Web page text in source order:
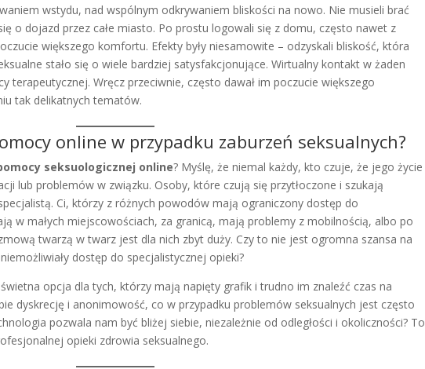
wstydu, nad wspólnym odkrywaniem bliskości na nowo. Nie musieli brać
o dojazd przez całe miasto. Po prostu logowali się z domu, często nawet z
większego komfortu. Efekty były niesamowite – odzyskali bliskość, która
stało się o wiele bardziej satysfakcjonujące. Wirtualny kontakt w żaden
terapeutycznej. Wręcz przeciwnie, często dawał im poczucie większego
tak delikatnych tematów.
online w przypadku zaburzeń seksualnych?
seksuologicznej online? Myślę, że niemal każdy, kto czuje, że jego życie
lub problemów w związku. Osoby, które czują się przytłoczone i szukają
Ci, którzy z różnych powodów mają ograniczony dostęp do
w małych miejscowościach, za granicą, mają problemy z mobilnością, albo po
twarzą w twarz jest dla nich zbyt duży. Czy to nie jest ogromna szansa na
dostęp do specjalistycznej opieki?
opcja dla tych, którzy mają napięty grafik i trudno im znaleźć czas na
dyskrecję i anonimowość, co w przypadku problemów seksualnych jest często
pozwala nam być bliżej siebie, niezależnie od odległości i okoliczności? To
opieki zdrowia seksualnego.